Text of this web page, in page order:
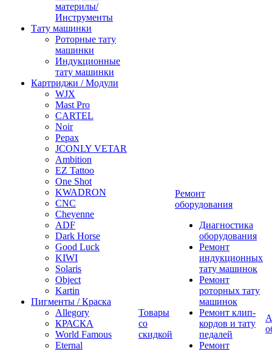
материлы/
Инструменты
Тату машинки
Роторные тату
машинки
Индукционные
тату машинки
Картриджи / Модули
WJX
Mast Pro
CARTEL
Noir
Pepax
JCONLY VETAR
Ambition
EZ Tattoo
One Shot
KWADRON
CNC
Cheyenne
ADF
Dark Horse
Good Luck
KIWI
Solaris
Object
Kartin
Пигменты / Краска
Allegory
КРАСКА
World Famous
Eternal
Товары
со
скидкой
Ремонт
оборудования
Диагностика
оборудования
Ремонт
индукционных
тату машинок
Ремонт
роторных тату
машинок
Ремонт клип-
кордов и тату
педалей
Ремонт